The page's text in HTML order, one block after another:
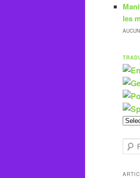
les
AUCUN
e
h